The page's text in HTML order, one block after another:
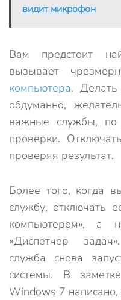
видит микрофон
Вам предстоит
вызывает
компьютера. Делать
обдуманно,
важные службы,
проверки.
проверяя результат.
Более того, когда
службу, отключать
компьютером», а
«Диспетчер
служба снова
системы. В
Windows 7 написано,